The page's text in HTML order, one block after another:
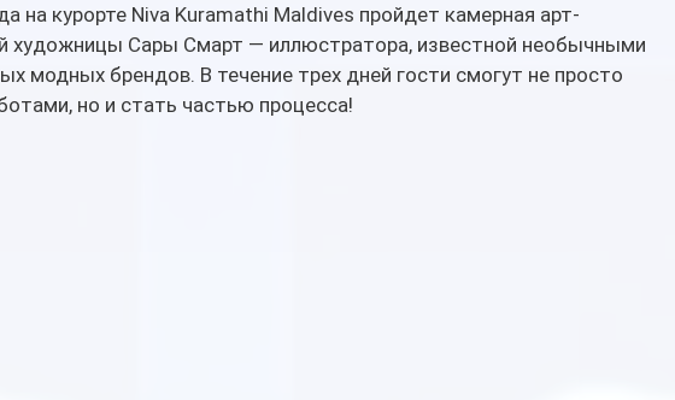
на курорте Niva Kuramathi Maldives пройдет камерная арт-
художницы Сары Смарт — иллюстратора, известной необычными
модных брендов. В течение трех дней гости смогут не просто
но и стать частью процесса!